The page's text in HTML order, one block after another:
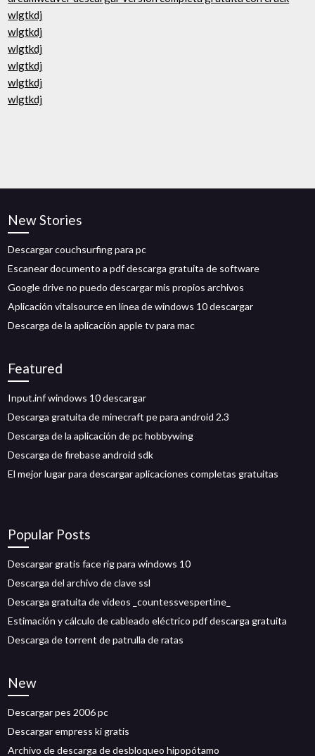
wlgtkdj
wlgtkdj
wlgtkdj
wlgtkdj
wlgtkdj
wlgtkdj
New Stories
Descargar couchsurfing para pc
Escanear documento a pdf descarga gratuita de software
Google drive no puedo descargar mis propios archivos
Aplicación vitalsource en línea de windows 10 descargar
Descarga de la aplicación apple tv para mac
Featured
Input.inf windows 10 descargar
Descarga gratuita de minecraft pe para android 2.3
Descarga de la aplicación de pc hobbywing
Descarga de firebase android sdk
El mejor lugar para descargar aplicaciones completas gratuitas
Popular Posts
Descargar gratis face rig para windows 10
Descarga del archivo de clave ssl
Descarga gratuita de videos _countessvespertine_
Estimación y cálculo de cableado eléctrico pdf descarga gratuita
Descarga de torrent de patrulla de ratas
New
Descargar pes 2006 pc
Descargar empress ki gratis
Archivo de descarga de desbloqueo hipopótamo